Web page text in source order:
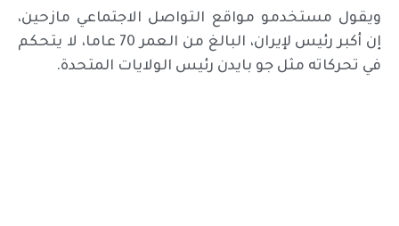
ويقول مستخدمو مواقع التواصل الاجتماعي مازحين،
إن أكبر رئيس لإيران، البالغ من العمر 70 عاما، لا يتحكم
في تحركاته مثل جو بايدن رئيس الولايات المتحدة.